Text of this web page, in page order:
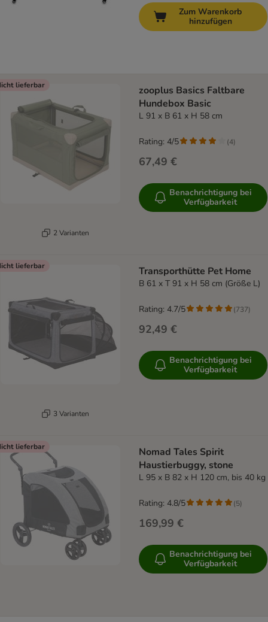
Zum Warenkorb
hinzufügen
lieferbar
2 Varianten
zooplus Basics Faltbare
Hundebox Basic
L 91 x B 61 x H 58 cm
67,49 €
Rating: 4/5 (4)
Benachrichtigung bei
Verfügbarkeit
lieferbar
3 Varianten
Transporthütte Pet Home
B 61 x T 91 x H 58 cm (Größe L)
92,49 €
Rating: 4.7/5 (737)
Benachrichtigung bei
Verfügbarkeit
lieferbar
Nomad Tales Spirit
Haustierbuggy, stone
L 95 x B 82 x H 120 cm, bis 40 kg
169,99 €
Rating: 4.8/5 (5)
Benachrichtigung bei
Verfügbarkeit